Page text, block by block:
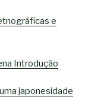
e
Introdução
japonesidade